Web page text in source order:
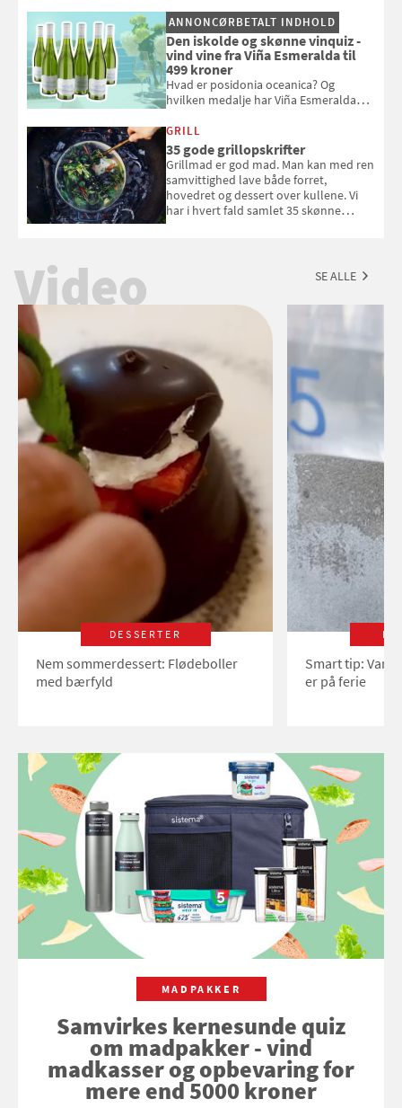
og se, hvordan du gør
ANNONCØRBETALT INDHOLD
Den iskolde og skønne vinquiz -
vind vine fra Viña Esmeralda til
499 kroner
Hvad er posidonia oceanica? Og
hvilken medalje har Viña Esmeralda
med i Samvirkes skønne vinquiz, hvor
du kan vinde 6 flasker vin fra Viña
Esmeralda. Konkurrencen slutter 1.
september 2026.
GRILL
35 gode grillopskrifter
Grillmad er god mad. Man kan med ren
samvittighed lave både forret,
hovedret og dessert over kullene. Vi
har i hvert fald samlet 35 skønne
Video SE ALLE
DESSERTER
Nem sommerdessert: Flødeboller
med bærfyld
Smart tip:
er på ferie
MADPAKKER
Samvirkes kernesunde quiz
om madpakker - vind
madkasser og opbevaring for
mere end 5000 kroner